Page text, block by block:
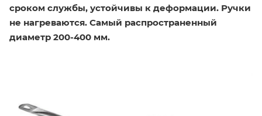
сроком службы, устойчивы к деформации. Ручки
не нагреваются. Самый распространенный
диаметр 200-400 мм.